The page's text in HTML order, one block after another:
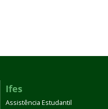
Ifes
Assistência Estudantil